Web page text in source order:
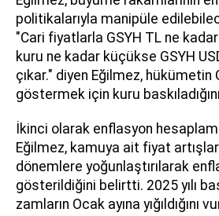
politikalarıyla manipüle
"Cari fiyatlarla GSYH TL ne
kuru ne kadar küçükse GSYH
çıkar." diyen Eğilmez, hükümetin
göstermek için kuru
İkinci olarak enflasyon
Eğilmez, kamuya ait fiyat
dönemlere yoğunlaştırılarak
gösterildiğini belirtti. 2025 yılı
zamların Ocak ayına yığıldığını